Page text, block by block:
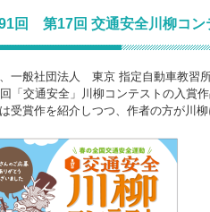
回 第17回 交通安全川柳コン
一般社団法人 東京 指定自動車教習
「交通安全」川柳コンテストの入賞
受賞作を紹介しつつ、作者の方が川